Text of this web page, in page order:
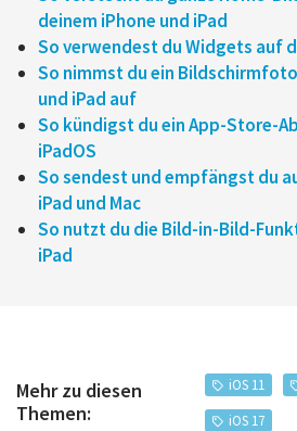
deinem iPhone und iPad
So verwendest du Widgets auf
So nimmst du ein
und iPad auf
So kündigst du ein App-Store-
iPadOS
So sendest und empfängst du
iPad und Mac
So nutzt du die Bild-in-Bild-
iPad
Mehr zu diesen
Themen:
iOS 11
iOS 17